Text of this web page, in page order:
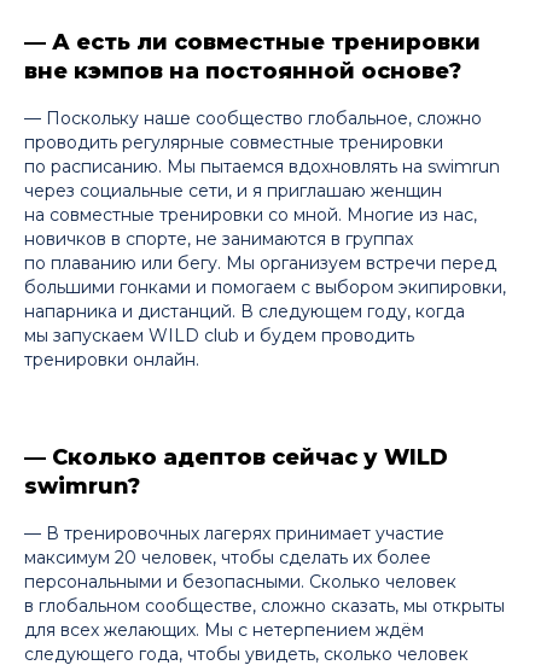
— А есть ли совместные тренировки
вне кэмпов на постоянной основе?
— Поскольку наше сообщество глобальное, сложно
проводить регулярные совместные тренировки
по расписанию. Мы пытаемся вдохновлять на swimrun
через социальные сети, и я приглашаю женщин
на совместные тренировки со мной. Многие из нас,
новичков в спорте, не занимаются в группах
по плаванию или бегу. Мы организуем встречи перед
большими гонками и помогаем с выбором экипировки,
напарника и дистанций. В следующем году, когда
мы запускаем WILD club и будем проводить
тренировки онлайн.
— Сколько адептов сейчас у WILD
swimrun?
— В тренировочных лагерях принимает участие
максимум 20 человек, чтобы сделать их более
персональными и безопасными. Сколько человек
в глобальном сообществе, сложно сказать, мы открыты
для всех желающих. Мы с нетерпением ждём
следующего года, чтобы увидеть, сколько человек